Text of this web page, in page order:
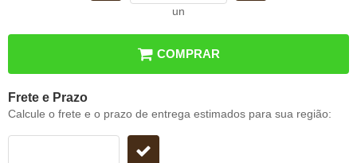
un
COMPRAR
Frete e Prazo
Calcule o frete e o prazo de entrega estimados para sua região: